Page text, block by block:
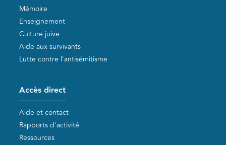
Mémoire
Enseignement
Culture juive
Aide aux survivants
Lutte contre l'antisémitisme
Accès direct
Aide et contact
Rapports d'activité
Ressources